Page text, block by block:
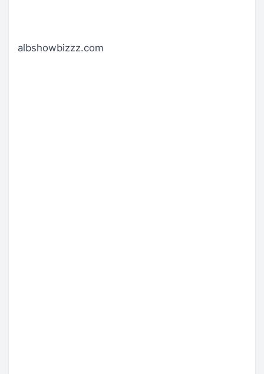
albshowbizzz.com